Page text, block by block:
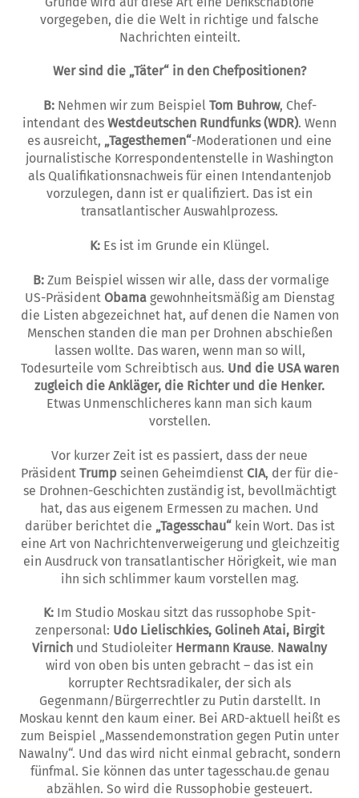
vorgegeben, die die Welt in richtige und falsche
Nachrichten einteilt.
Wer sind die „Täter“ in den Chefpositionen?
B:Nehmen wir zum Beispiel Tom Buhrow, Chef­
intendant des Westdeutschen Rundfun­ks (WDR). Wenn
es ausreicht, „Tagesthemen“-Moderationen und eine
journalistische Korrespondentenstelle in Washington
als Qualifikationsnachweis für einen Intendantenjob
vorzulegen, dann ist er qualifiziert. Das ist ein
transatlantischer Auswahlprozess.
K: Es ist im Grunde ein Klüngel.
B: Zum Beispiel wissen wir alle, dass der vormalige
US-Präsident Obama gewohnheitsmäßig am Dienstag
die Listen abgezeichnet hat, auf denen die Namen von
Menschen stan­den die man per Drohnen abschießen
lassen wollte. Das waren, wenn man so will,
Todesurteile vom Schreibtisch aus. Und die USA waren
zugleich die Ankläger, die Richter und die Henker.
Etwas Unmenschlicheres kann man sich kaum
vorstellen.
Vor kurzer Zeit ist es passiert, dass der neue
Präsident Tru­mp seinen Geheim­dienst CIA, der für die­
se Drohnen-Geschichten zuständig ist, bevollmächtigt
hat, das aus eigenem Ermessen zu mach­en. Und
darüber berichtet die „Tagesschau“kein Wort. Das ist
eine Art von Nachrichtenverweigerung und gleichzeitig
ein Ausdruck von transatlantischer Hörigkeit, wie man
ihn sich schlimmer kaum vorstellen mag.
K: Im Studio Moskau sitzt das russophobe Spit­­
zenpersonal: Udo Lielischkies, Golineh Atai, Birgit
Virnich und Studioleiter Her­ma­nn Krause. Nawalny
wird von oben bis unten gebracht – das ist ein
korrupter Rechtsradikaler, der sich als
Gegenmann/Bürgerrechtler zu Pu­tin darstellt. In
Moskau kennt den kaum einer. Bei ARD-aktuell heißt es
zum Beispiel „Mas­sen­demonstration gegen Putin unter
Nawalny“. Und das wird nicht einmal gebracht, sondern
fünf­mal. Sie können das unter tagesschau.de genau
abzählen. So wird die Russophobie ge­steu­ert.